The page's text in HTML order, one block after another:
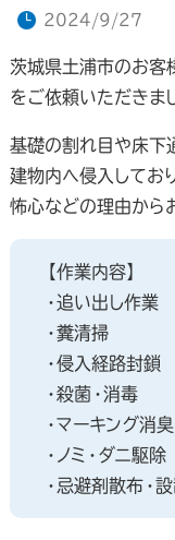
2024/9/27
茨城県土浦市のお客
をご依頼いただきま
基礎の割れ目や床下
建物内へ侵入してお
怖心などの理由から
【作業内容】
・追い出し作業
・糞清掃
・侵入経路封鎖
・殺菌・消毒
・マーキング消臭
・ノミ・ダニ駆除
・忌避剤散布・